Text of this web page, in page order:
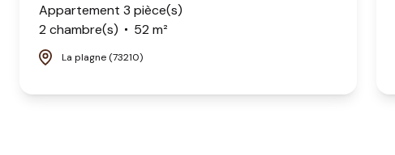
Appartement 3 pièce(s)
2 chambre(s)
52 m²
La plagne (73210)